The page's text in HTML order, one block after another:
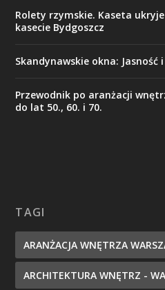
Rolety rzymskie. Kaseta
kasecie Bydgoszcz
Skandynawskie okna:
Przewodnik po aranżacji
do lat 50., 60. i 70.
TAGI
ARANŻACJA WNĘTRZA
ARCHITEKTURA WNĘTRZ -